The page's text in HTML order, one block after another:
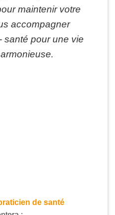
maintenir votre
accompagner
santé pour une vie
de santé